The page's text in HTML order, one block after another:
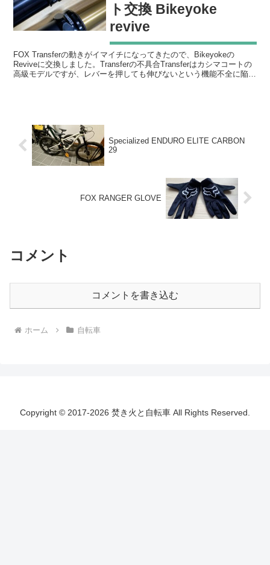
ト交換 Bikeyoke
revive
FOX Transferの動きがイマイチになってきたので、Bikeyokeの
Reviveに交換しました。Transferの不具合Transferはカシマコートの
高級モデルですが、レバーを押しても伸びないという機能不全に陥り
Specialized ENDURO ELITE CARBON
29
FOX RANGER GLOVE
コメント
コメントを書き込む
ホーム 自転車
Copyright © 2017-2026 焚き火と自転車 All Rights Reserved.